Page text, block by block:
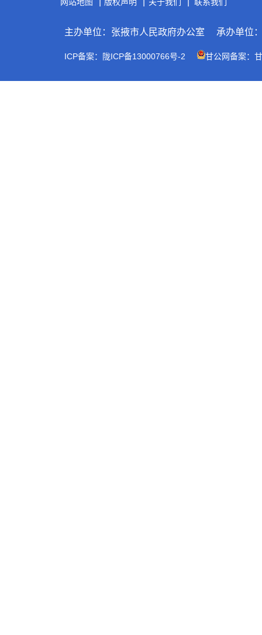
主办单位：张掖市人民政府办公室 承办单位
ICP备案：陇ICP备13000766号-2 甘公网备案：